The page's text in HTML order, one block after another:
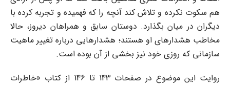
هم سکوت نکرده و تلاش کند آنچه را که فهمیده و تجربه کرده با
دیگران در میان بگذارد. دوستان سابق و همراهان دیروز، حالا
مخاطب هشدارهای او هستند؛ هشدارهایی درباره تغییر ماهیت
سازمانی که روزی خود نیز بخشی از آن بوده است.
روایت این موضوع در صفحات 143 تا 146 از کتاب «خاطرات